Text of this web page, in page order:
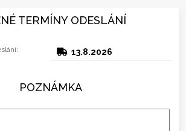
TERMÍNY ODESLÁNÍ
13.8.2026
POZNÁMKA